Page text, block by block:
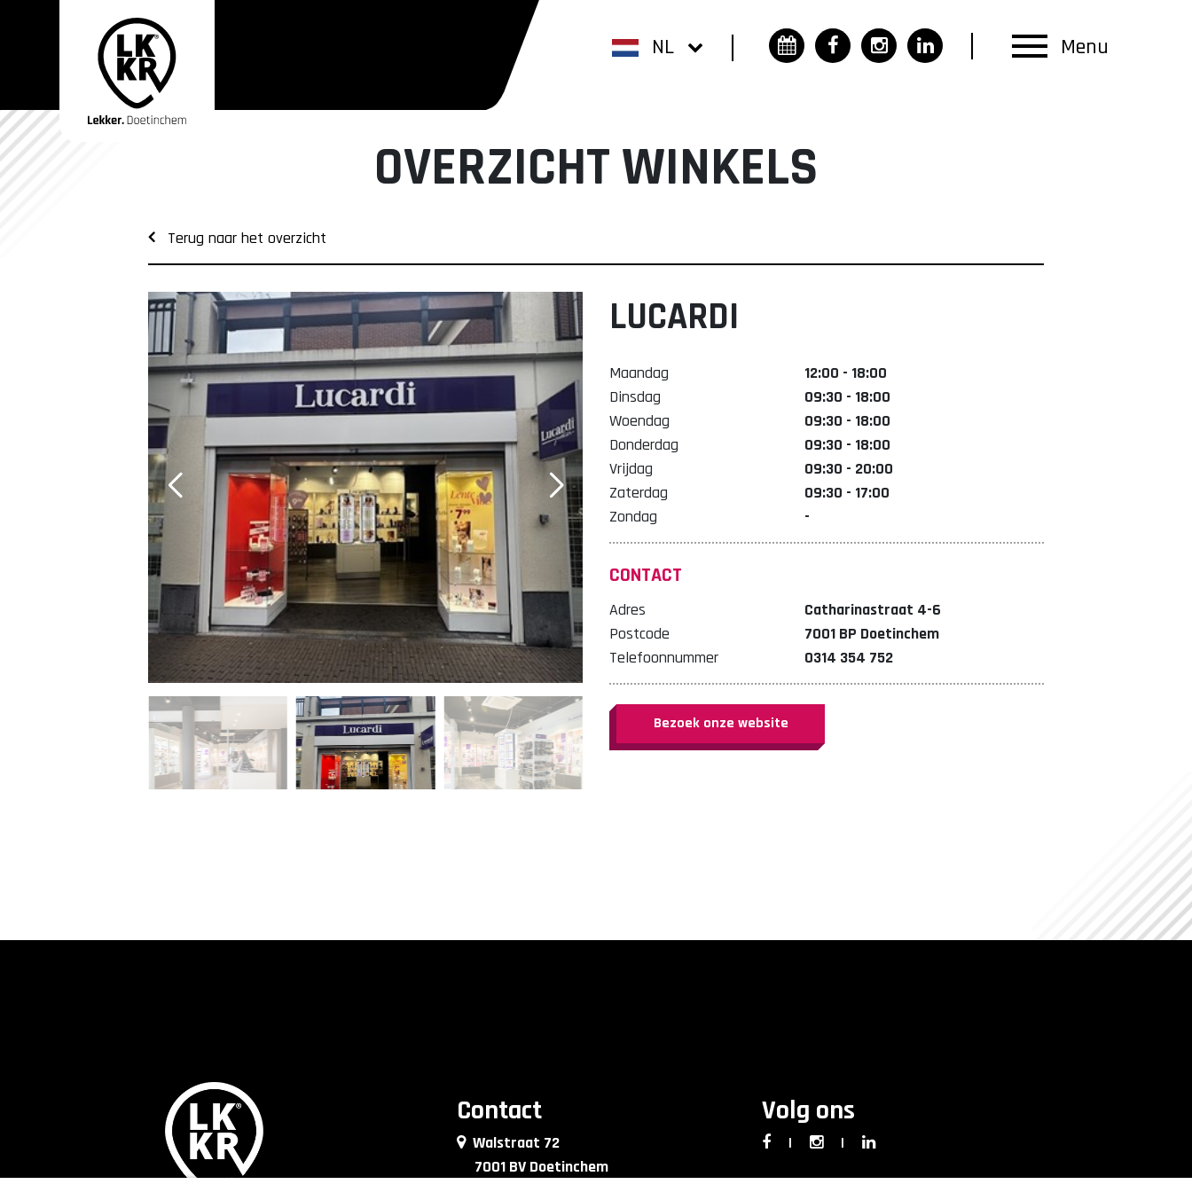
NL Menu
OVERZICHT WINKELS
Terug naar het overzicht
LUCARDI
Maandag
12:00 - 18:00
Dinsdag
09:30 - 18:00
Woendag
09:30 - 18:00
Donderdag
09:30 - 18:00
Vrijdag
09:30 - 20:00
Zaterdag
09:30 - 17:00
Zondag
-
CONTACT
Adres
Catharinastraat 4-6
Postcode
7001 BP Doetinchem
Telefoonnummer
0314 354 752
Bezoek onze website
Contact
Walstraat 72
7001 BV Doetinchem
Volg ons
| |